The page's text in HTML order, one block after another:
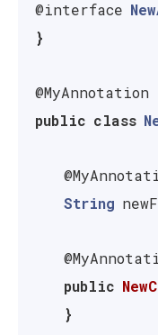
@interface
}
@MyAnnotation
public class
String
public
}